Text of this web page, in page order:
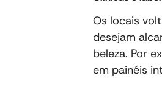
Os locais
desejam
beleza. Por
em painéis